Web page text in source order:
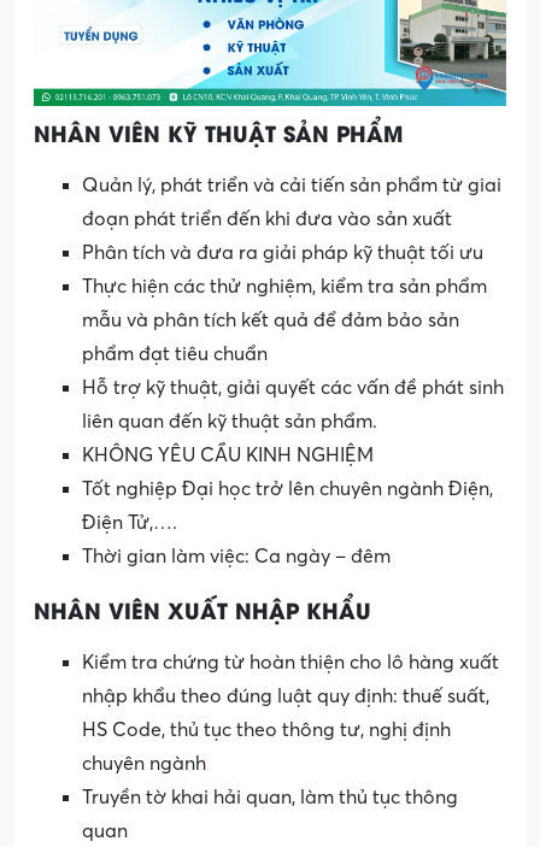
NHÂN VIÊN KỸ THUẬT SẢN PHẨM
Quản lý, phát triển và cải tiến sản phẩm từ giai
đoạn phát triển đến khi đưa vào sản xuất
Phân tích và đưa ra giải pháp kỹ thuật tối ưu
Thực hiện các thử nghiệm, kiểm tra sản phẩm
mẫu và phân tích kết quả để đảm bảo sản
phẩm đạt tiêu chuẩn
Hỗ trợ kỹ thuật, giải quyết các vấn đề phát sinh
liên quan đến kỹ thuật sản phẩm.
KHÔNG YÊU CẦU KINH NGHIỆM
Tốt nghiệp Đại học trở lên chuyên ngành Điện,
Điện Tử,….
Thời gian làm việc: Ca ngày – đêm
NHÂN VIÊN XUẤT NHẬP KHẨU
Kiểm tra chứng từ hoàn thiện cho lô hàng xuất
nhập khẩu theo đúng luật quy định: thuế suất,
HS Code, thủ tục theo thông tư, nghị định
chuyên ngành
Truyền tờ khai hải quan, làm thủ tục thông
quan